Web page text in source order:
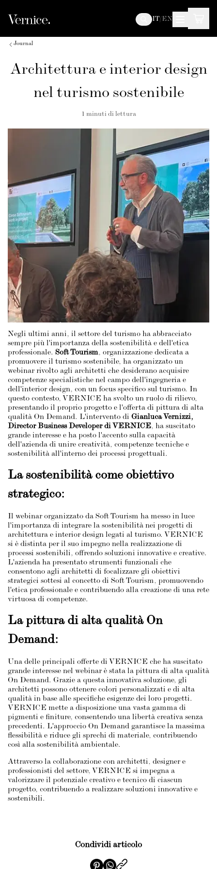
IT/EN
Journal
Architettura e interior design
nel turismo sostenibile
1 minuti di lettura
Negli ultimi anni, il settore del turismo ha abbracciato
sempre più l'importanza della sostenibilità e dell'etica
professionale. Soft Tourism, organizzazione dedicata a
promuovere il turismo sostenibile, ha organizzato un
webinar rivolto agli architetti che desiderano acquisire
competenze specialistiche nel campo dell'ingegneria e
dell'interior design, con un focus specifico sul turismo. In
questo contesto, VERNICE ha svolto un ruolo di rilievo,
presentando il proprio progetto e l'offerta di pittura di alta
qualità On Demand. L'intervento di Gianluca Vernizzi,
Director Business Developer di VERNICE, ha suscitato
grande interesse e ha posto l'accento sulla capacità
dell'azienda di unire creatività, competenze tecniche e
sostenibilità all'interno dei processi progettuali.
La sostenibilità come obiettivo
strategico:
Il webinar organizzato da Soft Tourism ha messo in luce
l'importanza di integrare la sostenibilità nei progetti di
architettura e interior design legati al turismo. VERNICE
si è distinta per il suo impegno nella realizzazione di
processi sostenibili, offrendo soluzioni innovative e creative.
L'azienda ha presentato strumenti funzionali che
consentono agli architetti di focalizzare gli obiettivi
strategici sottesi al concetto di Soft Tourism, promuovendo
l'etica professionale e contribuendo alla creazione di una rete
virtuosa di competenze.
La pittura di alta qualità On
Demand:
Una delle principali offerte di VERNICE che ha suscitato
grande interesse nel webinar è stata la pittura di alta qualità
On Demand. Grazie a questa innovativa soluzione, gli
architetti possono ottenere colori personalizzati e di alta
qualità in base alle specifiche esigenze dei loro progetti.
VERNICE mette a disposizione una vasta gamma di
pigmenti e finiture, consentendo una libertà creativa senza
precedenti. L'approccio On Demand garantisce la massima
flessibilità e riduce gli sprechi di materiale, contribuendo
così alla sostenibilità ambientale.
Attraverso la collaborazione con architetti, designer e
professionisti del settore, VERNICE si impegna a
valorizzare il potenziale creativo e tecnico di ciascun
progetto, contribuendo a realizzare soluzioni innovative e
sostenibili.
Condividi articolo